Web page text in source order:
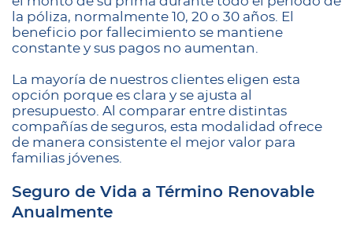
la póliza, normalmente 10, 20 o 30 años. El
beneficio por fallecimiento se mantiene
constante y sus pagos no aumentan.
La mayoría de nuestros clientes eligen esta
opción porque es clara y se ajusta al
presupuesto. Al comparar entre distintas
compañías de seguros, esta modalidad ofrece
de manera consistente el mejor valor para
familias jóvenes.
Seguro de Vida a Término Renovable
Anualmente